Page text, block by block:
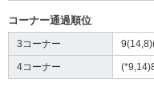
コーナー通過順位
3コーナー
4コーナー